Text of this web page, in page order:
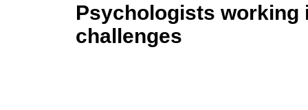
Psychologists working
challenges